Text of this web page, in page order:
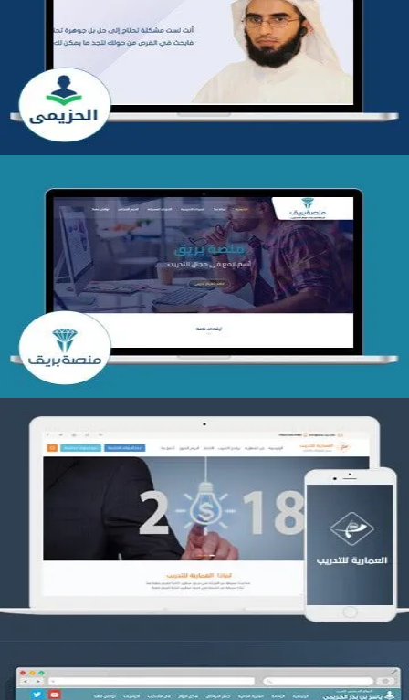
تطوير موقع المدرب ياسر الحزيمي
التفاصيل
تصميم منصة بريق
التفاصيل
تصميم العمارية للتدريب
التفاصيل